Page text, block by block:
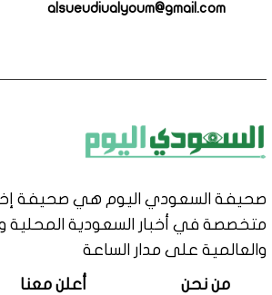
alsueudiualyoum@gmail.com
صحيفة السعودي اليوم هي صحيفة
متخصصة في أخبار السعودية المحلية
والعالمية على مدار الساعة
من نحن
أعلن معنا